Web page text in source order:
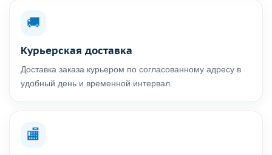
🚚
Курьерская доставка
Доставка заказа курьером по согласованному адресу в
удобный день и временной интервал.
🏬